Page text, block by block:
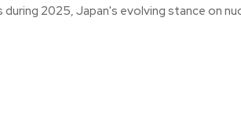
2025, Japan's evolving stance on